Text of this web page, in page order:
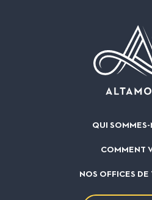
QUI SOMMES-
COMMENT
NOS OFFICES DE